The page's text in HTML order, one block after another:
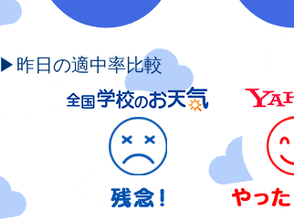
▶昨日の適中率比較